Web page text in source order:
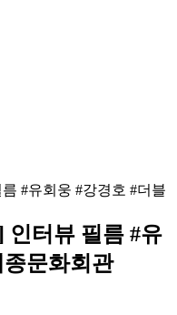
인터뷰 필름 #유
문화회관